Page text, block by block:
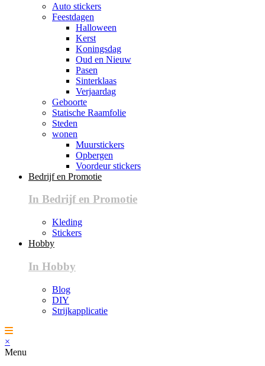
Auto stickers
Feestdagen
Halloween
Kerst
Koningsdag
Oud en Nieuw
Pasen
Sinterklaas
Verjaardag
Geboorte
Statische Raamfolie
Steden
wonen
Muurstickers
Opbergen
Voordeur stickers
Bedrijf en Promotie
In Bedrijf en Promotie
Kleding
Stickers
Hobby
In Hobby
Blog
DIY
Strijkapplicatie
×
Menu